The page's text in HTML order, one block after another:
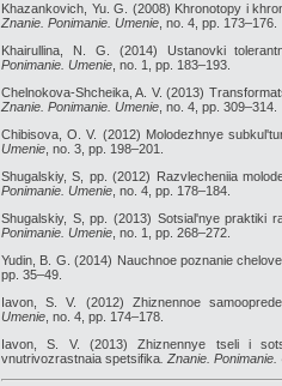
Khazankovich, Yu. G. (2008) Khronotopy i
Znanie. Ponimanie. Umenie , no. 4, pp. 173–176.
Khairullina, N. G. (2014) Ustanovki
Ponimanie. Umenie , no. 1, pp. 183–193.
Chelnokova-Shcheika, A. V. (2013)
Znanie. Ponimanie. Umenie , no. 4, pp. 309–314.
Chibisova, O. V. (2012) Molodezhnye
Umenie , no. 3, pp. 198–201.
Shugalskiy, S, pp. (2012) Razvlecheniia
Ponimanie. Umenie , no. 4, pp. 178–184.
Shugalskiy, S, pp. (2013) Sotsial'nye praktiki
Ponimanie. Umenie , no. 1, pp. 268–272.
Yudin, B. G. (2014) Nauchnoe poznanie
pp. 35–49.
Iavon, S. V. (2012) Zhiznennoe
Umenie , no. 4, pp. 174–178.
Iavon, S. V. (2013) Zhiznennye tseli i
vnutrivozrastnaia spetsifika . Znanie.